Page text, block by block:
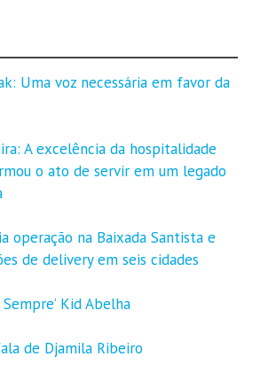
Uma voz necessária em favor da
A excelência da hospitalidade
o ato de servir em um legado
operação na Baixada Santista e
de delivery em seis cidades
Sempre’ Kid Abelha
de Djamila Ribeiro